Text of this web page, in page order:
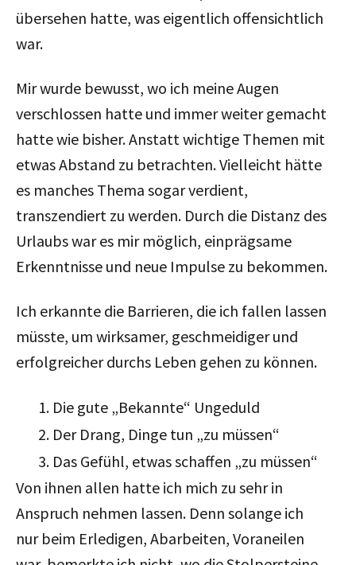
übersehen hatte, was eigentlich offensichtlich
war.
Mir wurde bewusst, wo ich meine Augen
verschlossen hatte und immer weiter gemacht
hatte wie bisher. Anstatt wichtige Themen mit
etwas Abstand zu betrachten. Vielleicht hätte
es manches Thema sogar verdient,
transzendiert zu werden. Durch die Distanz des
Urlaubs war es mir möglich, einprägsame
Erkenntnisse und neue Impulse zu bekommen.
Ich erkannte die Barrieren, die ich fallen lassen
müsste, um wirksamer, geschmeidiger und
erfolgreicher durchs Leben gehen zu können.
Die gute „Bekannte“ Ungeduld
Der Drang, Dinge tun „zu müssen“
Das Gefühl, etwas schaffen „zu müssen“
Von ihnen allen hatte ich mich zu sehr in
Anspruch nehmen lassen. Denn solange ich
nur beim Erledigen, Abarbeiten, Voraneilen